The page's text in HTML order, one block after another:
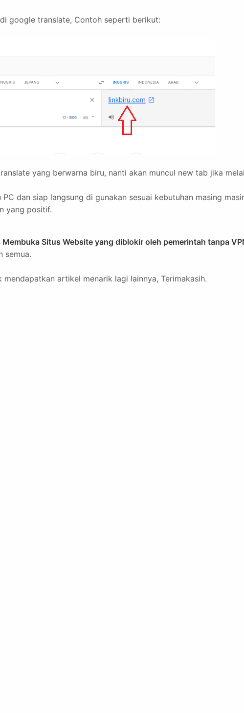
google translate, Contoh seperti berikut:
yang berwarna biru, nanti akan muncul new tab jika
dan siap langsung di gunakan sesuai kebutuhan masing
yang positif.
Membuka Situs Website yang diblokir oleh pemerintah tanpa
semua.
artikel menarik lagi lainnya, Terimakasih.